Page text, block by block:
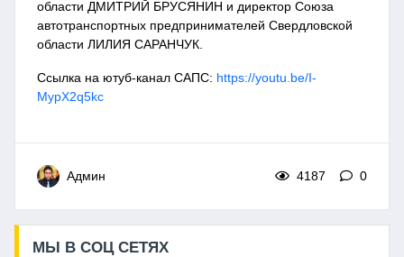
области ДМИТРИЙ БРУСЯНИН и директор Союза
автотранспортных предпринимателей Свердловской
области ЛИЛИЯ САРАНЧУК.
Ссылка на ютуб-канал САПС: https://youtu.be/I-
MypX2q5kc
Админ 4187 0
МЫ В СОЦ СЕТЯХ